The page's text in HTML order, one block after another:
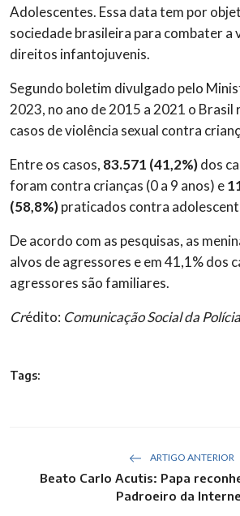
Adolescentes. Essa data tem por
sociedade brasileira para combater a
direitos infantojuvenis.
Segundo boletim divulgado pelo
2023, no ano de 2015 a 2021 o
casos de violência sexual contra
Entre os casos, 83.571 (41,2%)dos
foram contra crianças (0 a 9 anos) e
(58,8%)praticados contra
De acordo com as pesquisas, as
alvos de agressores e em 41,1% dos
agressores são familiares.
Crédito: Comunicação Social da
Tags:
ARTIGO ANTERIOR
Beato Carlo Acutis: Papa
Padroeiro da